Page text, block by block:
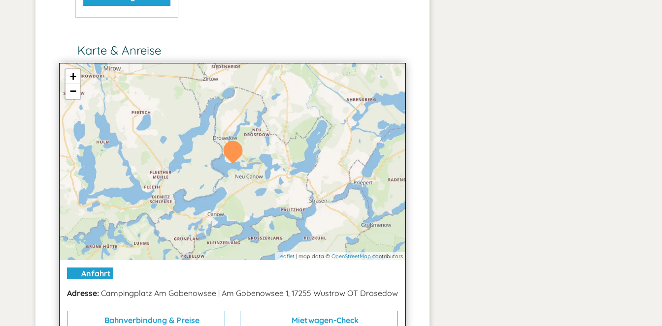
Karte & Anreise
+
−
Leaflet | map data © OpenStreetMap contributors
Anfahrt
Adresse: Campingplatz Am Gobenowsee | Am Gobenowsee 1, 17255 Wustrow OT Drosedow
Bahnverbindung & Preise Mietwagen-Check